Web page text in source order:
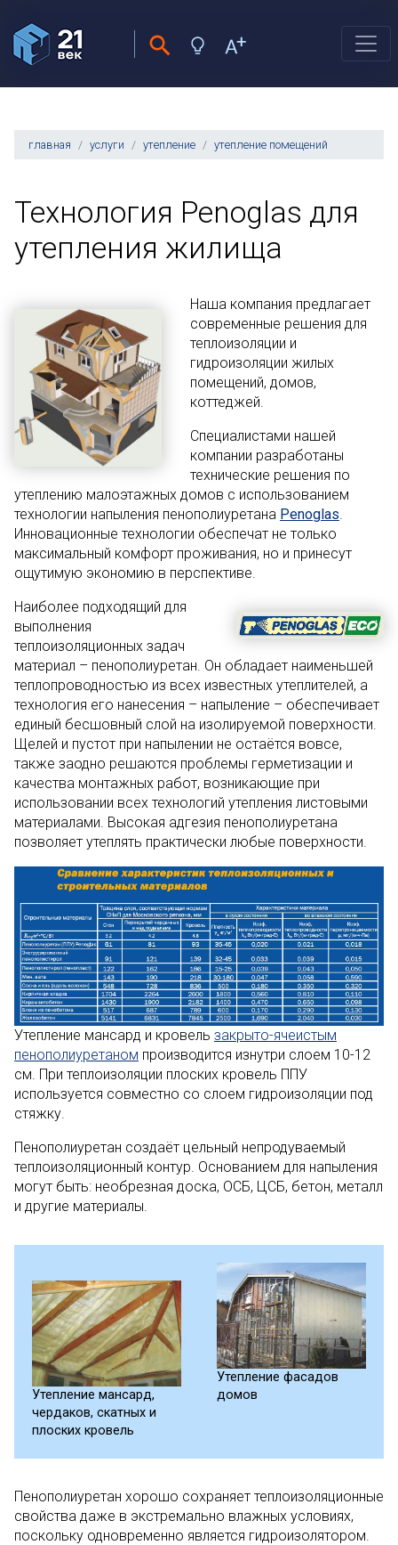
главная услуги утепление утепление помещений
Технология Penoglas для
утепления жилища
Наша компания предлагает
современные решения для
теплоизоляции и
гидроизоляции жилых
помещений, домов,
коттеджей.
Специалистами нашей
компании разработаны
технические решения по
утеплению малоэтажных домов с использованием
технологии напыления пенополиуретана Penoglas.
Инновационные технологии обеспечат не только
максимальный комфорт проживания, но и принесут
ощутимую экономию в перспективе.
Наиболее подходящий для
выполнения
теплоизоляционных задач
материал – пенополиуретан. Он обладает наименьшей
теплопроводностью из всех известных утеплителей, а
технология его нанесения – напыление – обеспечивает
единый бесшовный слой на изолируемой поверхности.
Щелей и пустот при напылении не остаётся вовсе,
также заодно решаются проблемы герметизации и
качества монтажных работ, возникающие при
использовании всех технологий утепления листовыми
материалами. Высокая адгезия пенополиуретана
позволяет утеплять практически любые поверхности.
Утепление мансард и кровель закрыто-ячеистым
пенополиуретаном производится изнутри слоем 10-12
см. При теплоизоляции плоских кровель ППУ
используется совместно со слоем гидроизоляции под
стяжку.
Пенополиуретан создаёт цельный непродуваемый
теплоизоляционный контур. Основанием для напыления
могут быть: необрезная доска, ОСБ, ЦСБ, бетон, металл
и другие материалы.
Утепление мансард,
чердаков, скатных и
плоских кровель
Утепление фасадов
домов
Пенополиуретан хорошо сохраняет теплоизоляционные
свойства даже в экстремально влажных условиях,
поскольку одновременно является гидроизолятором.